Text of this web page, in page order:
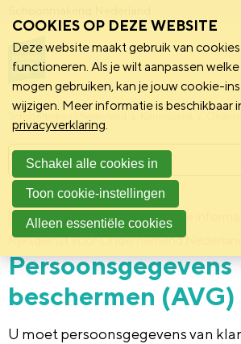
Schoonmakend Nederland
Achtergrond 2 februari 2011 Deze
Rijksdienst voor Ondernemend Nederland
Persoonsgegevens
beschermen (AVG)
U moet persoonsgegevens van
Menu
COOKIES OP DEZE WEBSITE
Deze website maakt gebruik van
functioneren. Als je wilt aanpassen
mogen gebruiken, kan je jouw cookie-
wijzigen. Meer informatie is beschikbaar
privacyverklaring.
Schakel alle cookies in
Toon cookie-instellingen
Alleen essentiële cookies